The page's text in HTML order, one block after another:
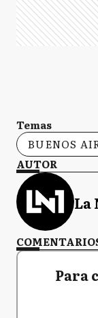
Temas
BUENOS
AUTOR
La
Para